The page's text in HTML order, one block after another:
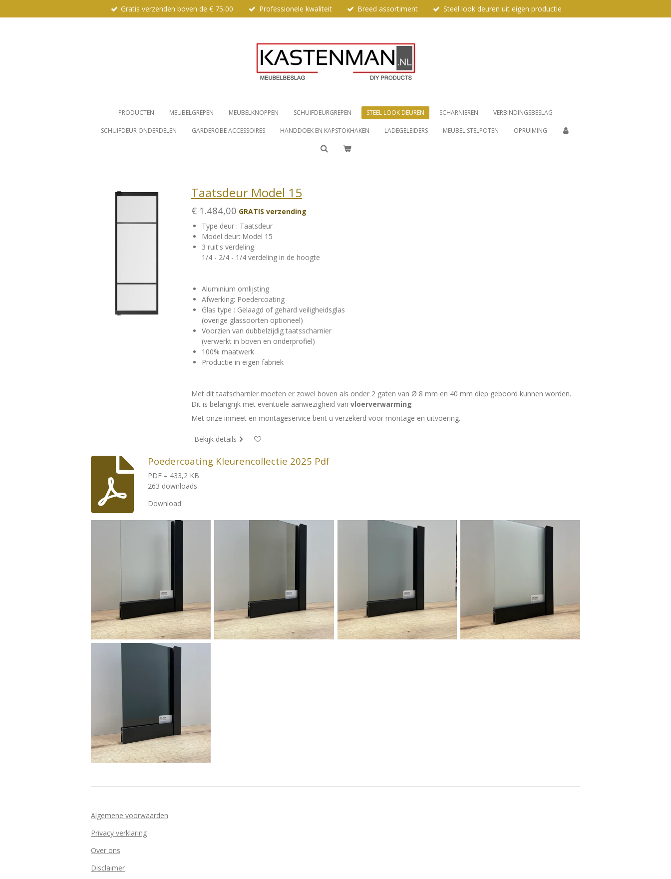
direct
Gratis verzenden boven de € 75,00 Professionele kwaliteit Breed assortiment Steel look deuren uit eigen productie
PRODUCTEN MEUBELGREPEN MEUBELKNOPPEN SCHUIFDEURGREPEN STEEL LOOK DEUREN SCHARNIEREN VERBINDINGSBESLAG
SCHUIFDEUR ONDERDELEN GARDEROBE ACCESSOIRES HANDDOEK EN KAPSTOKHAKEN LADEGELEIDERS MEUBEL STELPOTEN OPRUIMING
Taatsdeur Model 15
€ 1.484,00 GRATIS verzending
Type deur : Taatsdeur
Model deur: Model 15
3 ruit's verdeling
1/4 - 2/4 - 1/4 verdeling in de hoogte
Aluminium omlijsting
Afwerking: Poedercoating
Glas type : Gelaagd of gehard veiligheidsglas
(overige glassoorten optioneel)
Voorzien van dubbelzijdig taatsscharnier
(verwerkt in boven en onderprofiel)
100% maatwerk
Productie in eigen fabriek
Met dit taatscharnier moeten er zowel boven als onder 2 gaten van Ø 8 mm en 40 mm diep geboord kunnen worden.
Dit is belangrijk met eventuele aanwezigheid van vloerverwarming
Met onze inmeet en montageservice bent u verzekerd voor montage en uitvoering.
Bekijk details
Poedercoating Kleurencollectie 2025 Pdf
PDF – 433,2 KB
263 downloads
Download
Algemene voorwaarden
Privacy verklaring
Over ons
Disclaimer